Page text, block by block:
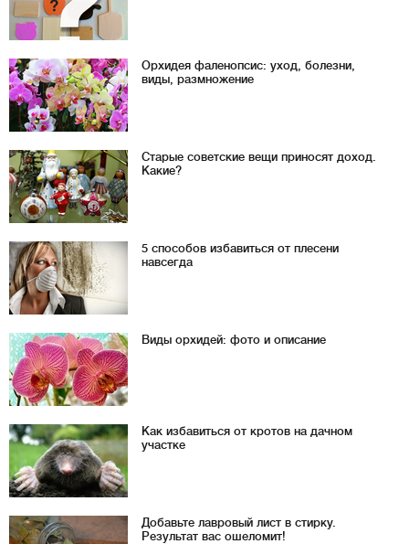
Орхидея фаленопсис: уход, болезни,
виды, размножение
Старые советские вещи приносят доход.
Какие?
5 способов избавиться от плесени
навсегда
Виды орхидей: фото и описание
Как избавиться от кротов на дачном
участке
Добавьте лавровый лист в стирку.
Результат вас ошеломит!